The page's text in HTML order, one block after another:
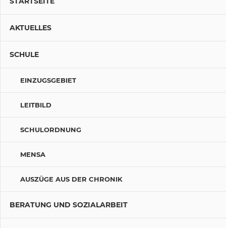
AKTUELLES
SCHULE
EINZUGSGEBIET
LEITBILD
SCHULORDNUNG
MENSA
AUSZÜGE AUS DER CHRONIK
BERATUNG UND SOZIALARBEIT